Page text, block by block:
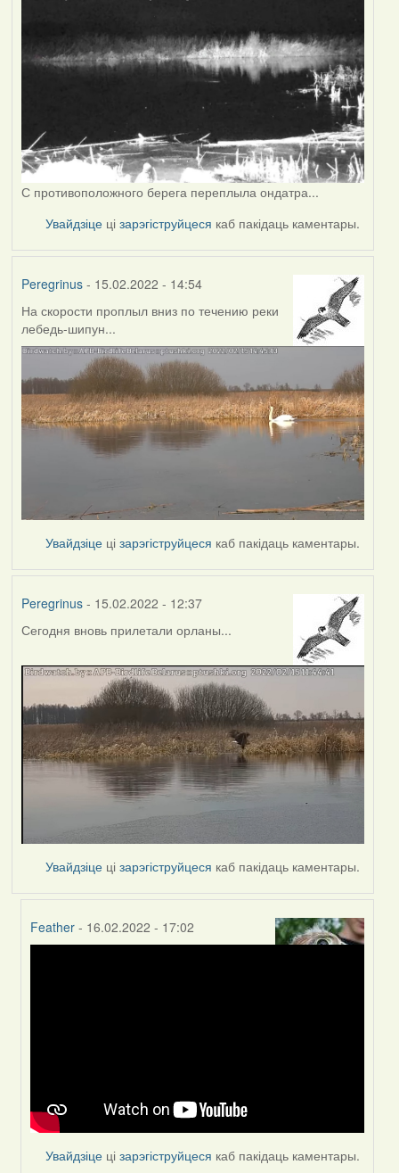
С противоположного берега переплыла ондатра...
Увайдзіце цізарэгіструйцеся каб пакідаць каментары.
Peregrinus- 15.02.2022 - 14:54
На скорости проплыл вниз по течению реки
лебедь-шипун...
Увайдзіце цізарэгіструйцеся каб пакідаць каментары.
Peregrinus- 15.02.2022 - 12:37
Сегодня вновь прилетали орланы...
Увайдзіце цізарэгіструйцеся каб пакідаць каментары.
Feather - 16.02.2022 - 17:02
Увайдзіце цізарэгіструйцеся каб пакідаць каментары.